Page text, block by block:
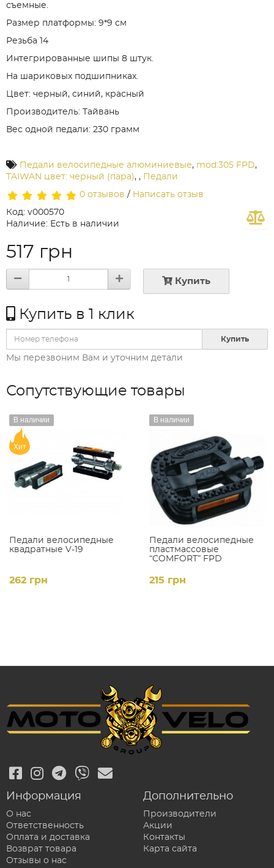
съемные.
Размер платформы: 9*9 см
Резьба 14
Интегрированные шипы 8 штук.
На шариковых подшипниках.
Цвет: черный, синий, красный
Производитель: Тайвань
Вес одной педали: 230 грамм
Педали велосипедные алюминиевые, mod:305 FPD,
TAIWAN цвет: черный (пара), , Педали
0 отзывов / Написать отзыв
Код: v000570
Наличие: Есть в наличии
517 грн
Купить
Купить в 1 клик
Купить
Мы перезвоним Вам и уточним детали
Сопутствующие товары
Педали велосипедные
квадратные V-19
В наличии
Хит
262 грн
Педали велосипедные
пластмассовые
“COMFORT” FPD
черный (пара)
В наличии
215 грн
Информация
О нас
Ответственность
Оплата и доставка
Возврат товара
Отзывы о нас
Дополнительно
Производители
Акции
Контакты
Карта сайта